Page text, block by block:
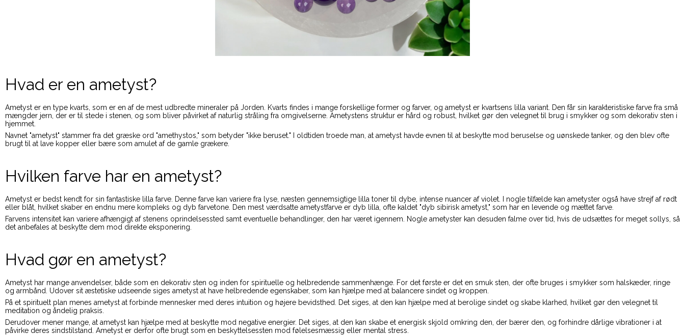
Hvad er en ametyst?
Ametyst er en type kvarts, som er en af de mest udbredte mineraler på Jorden. Kvarts findes i mange forskellige former og farver, og ametyst er kvartsens lilla variant. Den får sin karakteristiske farve fra små
mængder jern, der er til stede i stenen, og som bliver påvirket af naturlig stråling fra omgivelserne. Ametystens struktur er hård og robust, hvilket gør den velegnet til brug i smykker og som dekorativ sten i
hjemmet.
Navnet "ametyst" stammer fra det græske ord "amethystos," som betyder "ikke beruset." I oldtiden troede man, at ametyst havde evnen til at beskytte mod beruselse og uønskede tanker, og den blev ofte
brugt til at lave kopper eller bære som amulet af de gamle grækere.
Hvilken farve har en ametyst?
Ametyst er bedst kendt for sin fantastiske lilla farve. Denne farve kan variere fra lyse, næsten gennemsigtige lilla toner til dybe, intense nuancer af violet. I nogle tilfælde kan ametyster også have strejf af rødt
eller blåt, hvilket skaber en endnu mere kompleks og dyb farvetone. Den mest værdsatte ametystfarve er dyb lilla, ofte kaldet "dyb sibirisk ametyst," som har en levende og mættet farve.
Farvens intensitet kan variere afhængigt af stenens oprindelsessted samt eventuelle behandlinger, den har været igennem. Nogle ametyster kan desuden falme over tid, hvis de udsættes for meget sollys, så
det anbefales at beskytte dem mod direkte eksponering.
Hvad gør en ametyst?
Ametyst har mange anvendelser, både som en dekorativ sten og inden for spirituelle og helbredende sammenhænge. For det første er det en smuk sten, der ofte bruges i smykker som halskæder, ringe
og armbånd. Udover sit æstetiske udseende siges ametyst at have helbredende egenskaber, som kan hjælpe med at balancere sindet og kroppen.
På et spirituelt plan menes ametyst at forbinde mennesker med deres intuition og højere bevidsthed. Det siges, at den kan hjælpe med at berolige sindet og skabe klarhed, hvilket gør den velegnet til
meditation og åndelig praksis.
Derudover mener mange, at ametyst kan hjælpe med at beskytte mod negative energier. Det siges, at den kan skabe et energisk skjold omkring den, der bærer den, og forhindre dårlige vibrationer i at
påvirke deres sindstilstand. Ametyst er derfor ofte brugt som en beskyttelsessten mod følelsesmæssig eller mental stress.